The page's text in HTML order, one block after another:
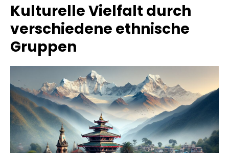
Kulturelle Vielfalt durch
verschiedene ethnische
Gruppen